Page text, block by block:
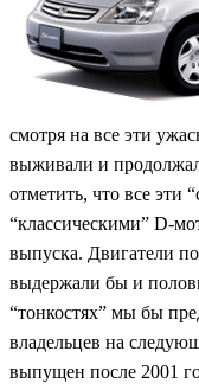
смотря на все эти
выживали и
отметить, что все эти
“классическими” D-
выпуска. Двигатели
выдержали бы и
“тонкостях” мы бы
владельцев на
выпущен после 2001